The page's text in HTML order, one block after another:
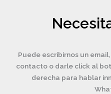
Puede escribirnos un
contacto o darle click al
derecha para hablar